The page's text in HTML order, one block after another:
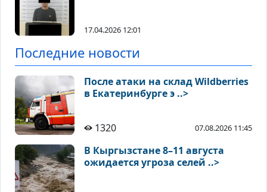
17.04.2026 12:01
Последние новости
После атаки на склад Wildberries
в Екатеринбурге э ..>
1320 07.08.2026 11:45
В Кыргызстане 8–11 августа
ожидается угроза селей ..>